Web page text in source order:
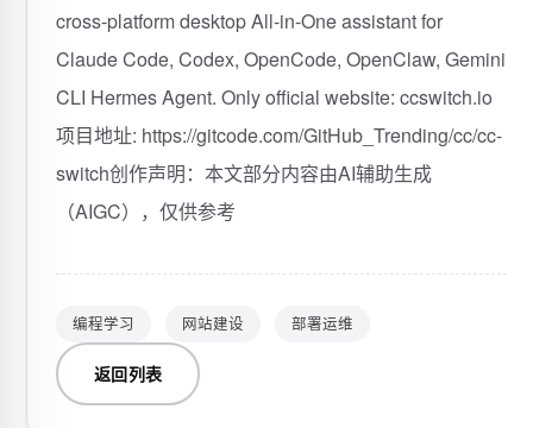
cross-platform desktop All-in-One assistant for
Claude Code, Codex, OpenCode, OpenClaw, Gemini
CLI Hermes Agent. Only official website: ccswitch.io
项目地址: https://gitcode.com/GitHub_Trending/cc/cc-
switch创作声明：本文部分内容由AI辅助生成
（AIGC），仅供参考
编程学习 网站建设 部署运维
返回列表